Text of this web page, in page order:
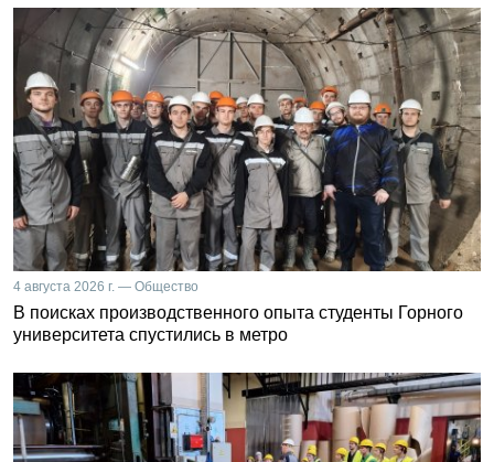
4 августа 2026 г. — Общество
В поисках производственного опыта студенты Горного
университета спустились в метро